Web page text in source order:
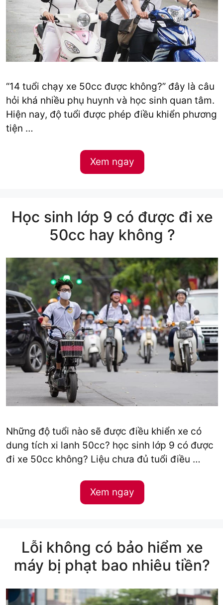
“14 tuổi chạy xe 50cc được không?” đây là câu
hỏi khá nhiều phụ huynh và học sinh quan tâm.
Hiện nay, độ tuổi được phép điều khiển phương
tiện …
Xem ngay
Học sinh lớp 9 có được đi xe
50cc hay không ?
Những độ tuổi nào sẽ được điều khiển xe có
dung tích xi lanh 50cc? học sinh lớp 9 có được
đi xe 50cc không? Liệu chưa đủ tuổi điều …
Xem ngay
Lỗi không có bảo hiểm xe
máy bị phạt bao nhiêu tiền?